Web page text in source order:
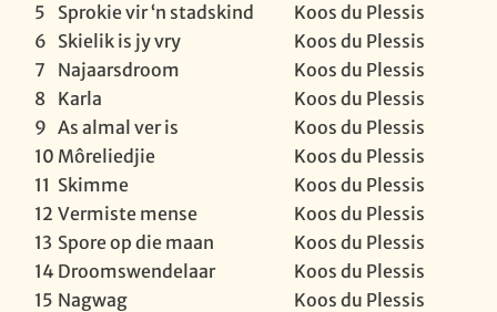
5
Sprokie vir ‘n stadskind
Koos du Plessis
6 Skielik is jy vry
Koos du Plessis
7
Najaarsdroom
Koos du Plessis
8 Karla
Koos du Plessis
9 As almal ver is
Koos du Plessis
10 Môreliedjie
Koos du Plessis
11 Skimme
Koos du Plessis
12 Vermiste mense
Koos du Plessis
13 Spore op die maan
Koos du Plessis
14 Droomswendelaar
Koos du Plessis
15 Nagwag
Koos du Plessis